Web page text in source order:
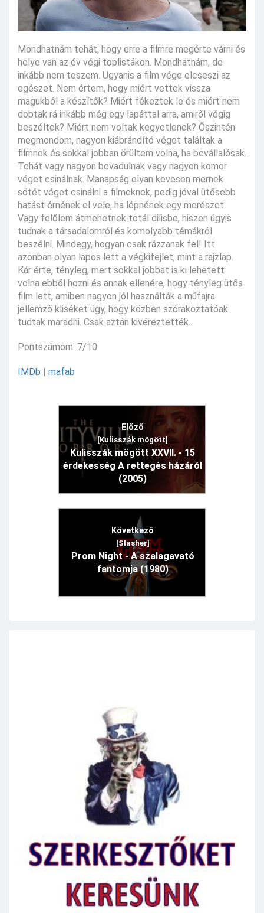
Mondhatnám tehát, hogy erre a filmre megérte várni és
helye van az év végi toplistákon. Mondhatnám, de
inkább nem teszem. Ugyanis a film vége elcseszi az
egészet. Nem értem, hogy miért vettek vissza
magukból a készítők? Miért fékeztek le és miért nem
dobtak rá inkább még egy lapáttal arra, amiről végig
beszéltek? Miért nem voltak kegyetlenek? Őszintén
megmondom, nagyon kiábrándító véget találtak a
filmnek és sokkal jobban örültem volna, ha bevállalósak.
Tehát vagy nagyon bevadulnak vagy nagyon komor
véget csinálnak. Manapság olyan kevesen mernek
sötét véget csinálni a filmeknek, pedig jóval ütősebb
hatást érnének el vele, ha lépnének egy merészet.
Vagy felőlem átmehetnek totál dilisbe, hiszen úgyis
tudnak a társadalomról és komolyabb témákról
beszélni. Mindegy, hogyan csak rázzanak fel! Itt
azonban olyan lapos lett a végkifejlet, mint a rajzlap.
Kár érte, tényleg, mert sokkal jobbat is ki lehetett
volna ebből hozni és annak ellenére, hogy tényleg ütős
film lett, amiben nagyon jól használták a műfajra
jellemző kliséket úgy, hogy közben szórakoztatóak
tudtak maradni. Csak aztán kivéreztették...
Pontszámom: 7/10
IMDb mafab
Előző
[Kulisszák mögött]
Kulisszák mögött XXVII. - 15
érdekesség A rettegés házáról
(2005)
Következő
[Slasher]
Prom Night - A szalagavató
fantomja (1980)